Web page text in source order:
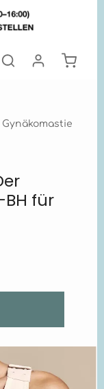
Gynäkomastie
Sternen
für